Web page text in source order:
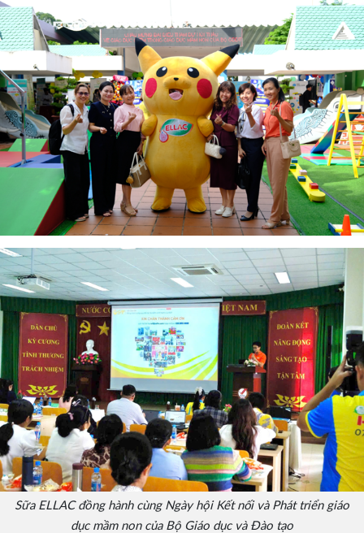
Sữa ELLAC đồng hành cùng Ngày hội Kết nối và Phát triển giáo
dục mầm non của Bộ Giáo dục và Đào tạo